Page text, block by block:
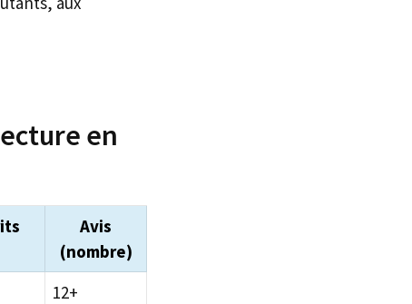
en
Avis
(nombre)
12+